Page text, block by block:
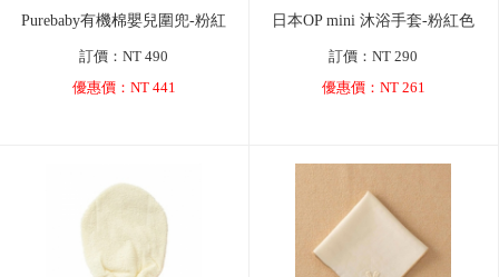
Purebaby有機棉嬰兒圍兜-粉紅
訂價：NT 490
優惠價：NT 441
日本OP mini 沐浴手套-粉紅色
訂價：NT 290
優惠價：NT 261